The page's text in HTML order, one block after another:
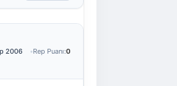
2006 Rep Puanı:0